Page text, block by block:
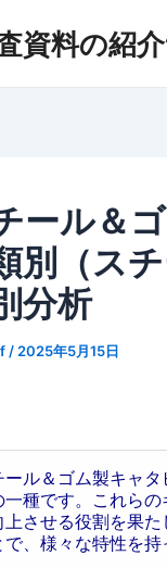
資料の紹
ール＆
別（ス
分析
/ 2025年5月15日
ール＆ゴム製キャ
一種です。これら
上させる役割を果
で、様々な特性を持